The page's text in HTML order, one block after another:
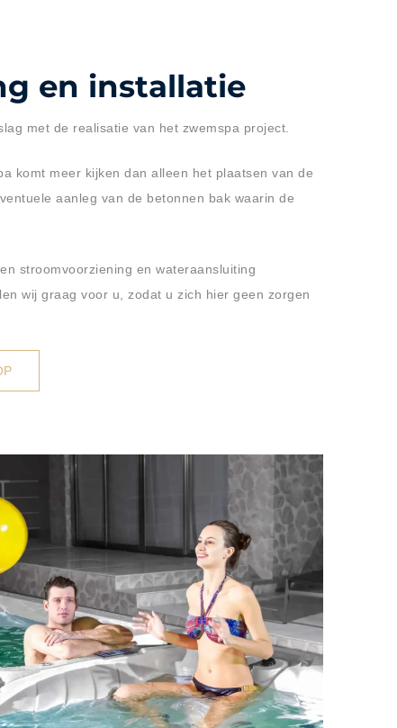
en installatie
met de realisatie van het zwemspa project.
komt meer kijken dan alleen het plaatsen van de
aanleg van de betonnen bak waarin de
stroomvoorziening en wateraansluiting
wij graag voor u, zodat u zich hier geen zorgen